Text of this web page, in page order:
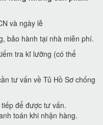
và ngày lễ
bảo hành tại nhà miễn phí.
tra kĩ lưỡng (có thể
tư vấn về Tủ Hồ Sơ chống
để được tư vấn.
toán khi nhận hàng.